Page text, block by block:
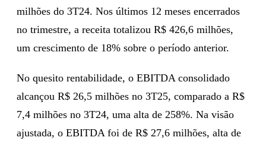
milhões do 3T24. Nos últimos 12 meses encerrados
no trimestre, a receita totalizou R$ 426,6 milhões,
um crescimento de 18% sobre o período anterior.
No quesito rentabilidade, o EBITDA consolidado
alcançou R$ 26,5 milhões no 3T25, comparado a R$
7,4 milhões no 3T24, uma alta de 258%. Na visão
ajustada, o EBITDA foi de R$ 27,6 milhões, alta de